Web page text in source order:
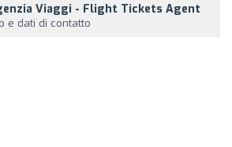
Viaggi - Flight Tickets Agent
e dati di contatto